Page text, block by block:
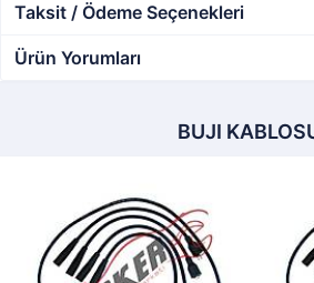
Taksit / Ödeme Seçenekleri
Ürün Yorumları
BUJI